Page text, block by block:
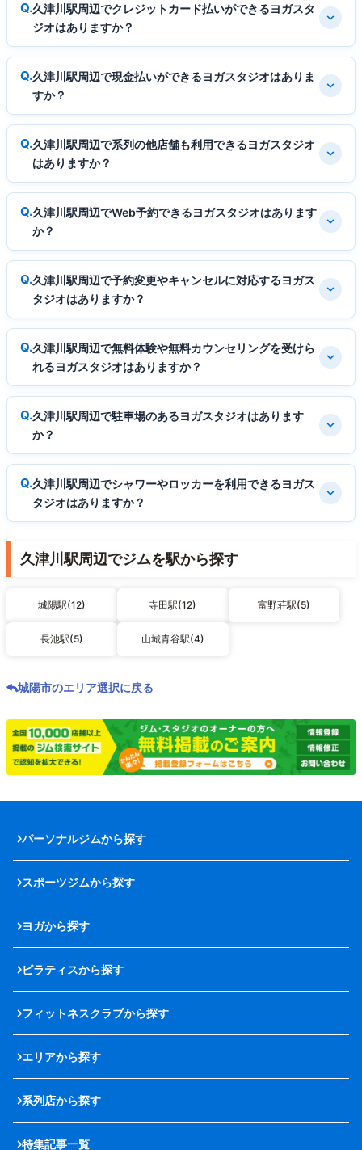
久津川駅周辺でクレジットカード払いができるヨガスタ
ジオはありますか？
久津川駅周辺で現金払いができるヨガスタジオはありま
すか？
久津川駅周辺で系列の他店舗も利用できるヨガスタジオ
はありますか？
久津川駅周辺でWeb予約できるヨガスタジオはあります
か？
久津川駅周辺で予約変更やキャンセルに対応するヨガス
タジオはありますか？
久津川駅周辺で無料体験や無料カウンセリングを受けら
れるヨガスタジオはありますか？
久津川駅周辺で駐車場のあるヨガスタジオはあります
か？
久津川駅周辺でシャワーやロッカーを利用できるヨガス
タジオはありますか？
久津川駅周辺でジムを駅から探す
城陽駅(12) 寺田駅(12) 富野荘駅(5)
長池駅(5) 山城青谷駅(4)
城陽市のエリア選択に戻る
パーソナルジムから探す
スポーツジムから探す
ヨガから探す
ピラティスから探す
フィットネスクラブから探す
エリアから探す
系列店から探す
特集記事一覧